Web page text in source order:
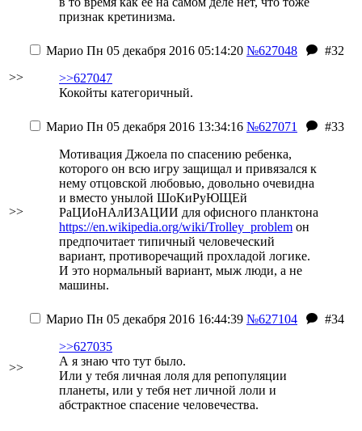
признак кретинизма.
>>
Марио Пн 05 декабря 2016 05:14:20 №627048
#32
>>627047
Кокойты категоричный.
>>
Марио Пн 05 декабря 2016 13:34:16 №627071
#33
Мотивация Джоела по спасению ребенка,
которого он всю игру защищал и привязался к
нему отцовской любовью, довольно очевидна
и вместо унылой ШоКиРуЮЩЕй
РаЦИоНАлИЗАЦИИ для офисного планктона
https://en.wikipedia.org/wiki/Trolley_problem он
предпочитает типичный человеческий
вариант, противоречащий прохладой логике.
И это нормальный вариант, мыж люди, а не
машины.
>>
Марио Пн 05 декабря 2016 16:44:39 №627104
#34
>>627035
А я знаю что тут было.
Или у тебя личная лоля для репопуляции
планеты, или у тебя нет личной лоли и
абстрактное спасение человечества.